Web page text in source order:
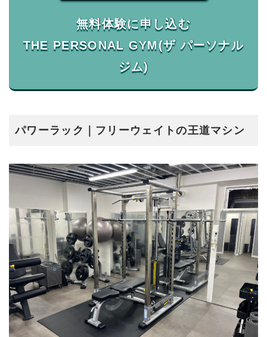
無料体験に申し込む
THE PERSONAL GYM(ザ パーソナル
パワーラック｜フリーウェイトの王道マシン